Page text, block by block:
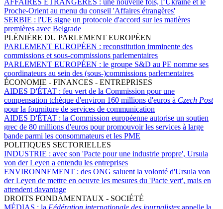
Proche-Orient au menu du conseil 'Affaires étrangères'
SERBIE : l'UE signe un protocole d'accord sur les matières
premières avec Belgrade
PLÉNIÈRE DU PARLEMENT EUROPÉEN
PARLEMENT EUROPÉEN : reconstitution imminente des
commissions et sous-commissions parlementaires
PARLEMENT EUROPÉEN : le groupe S&D au PE nomme ses
coordinateurs au sein des (sous-)commissions parlementaires
ÉCONOMIE - FINANCES - ENTREPRISES
AIDES D'ÉTAT : feu vert de la Commission pour une
compensation tchèque d'environ 160 millions d'euros à Czech Post
pour la fourniture de services de communication
AIDES D'ÉTAT : la Commission européenne autorise un soutien
grec de 80 millions d'euros pour promouvoir les services à large
bande parmi les consommateurs et les PME
POLITIQUES SECTORIELLES
INDUSTRIE : avec son 'Pacte pour une industrie propre', Ursula
von der Leyen a entendu les entreprises
ENVIRONNEMENT : des ONG saluent la volonté d'Ursula von
der Leyen de mettre en oeuvre les mesures du 'Pacte vert', mais en
attendent davantage
DROITS FONDAMENTAUX - SOCIÉTÉ
MÉDIAS : la Fédération internationale des journalistes appelle la